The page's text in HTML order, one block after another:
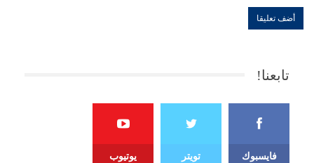
تابعنا!
فايسبوك تويتر يوتيوب